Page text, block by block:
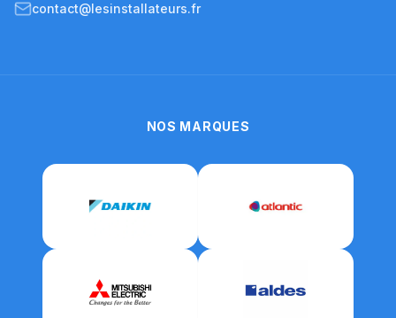
contact@lesinstallateurs.fr
NOS MARQUES